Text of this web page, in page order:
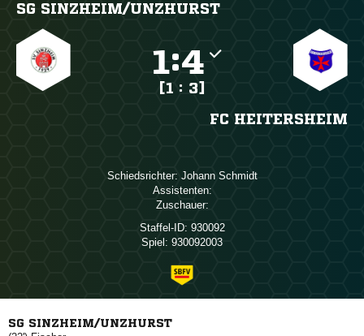
SG SINZHEIM/​UNZHURST
:
[1 : 3]
FC HEITERSHEIM
Schiedsrichter:  
Assistenten:
Zuschauer:
Staffel-ID: 930092
Spiel: 930092003
SG SINZHEIM/UNZHURST